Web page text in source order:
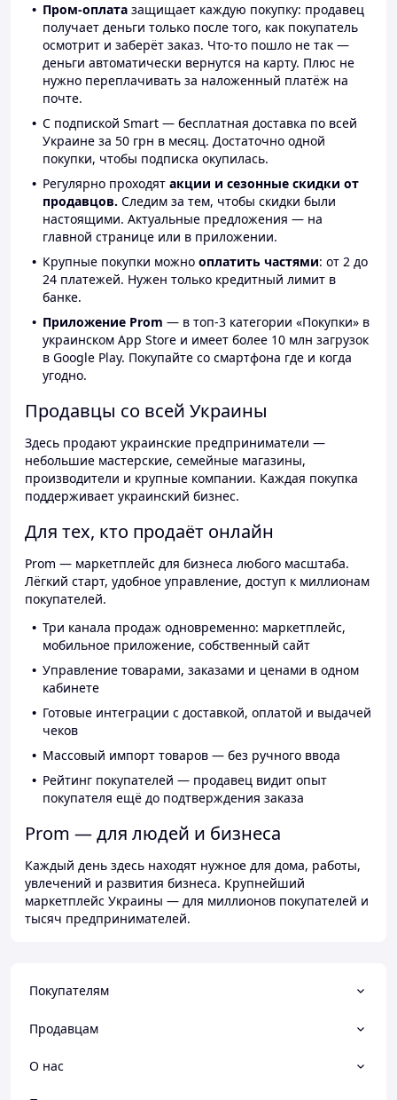
Пром-оплата защищает каждую покупку: продавец
получает деньги только после того, как покупатель
осмотрит и заберёт заказ. Что-то пошло не так —
деньги автоматически вернутся на карту. Плюс не
нужно переплачивать за наложенный платёж на
почте.
С подпиской Smart — бесплатная доставка по всей
Украине за 50 грн в месяц. Достаточно одной
покупки, чтобы подписка окупилась.
Регулярно проходят акции и сезонные скидки от
продавцов. Следим за тем, чтобы скидки были
настоящими. Актуальные предложения — на
главной странице или в приложении.
Крупные покупки можно оплатить частями: от 2 до
24 платежей. Нужен только кредитный лимит в
банке.
Приложение Prom — в топ-3 категории «Покупки» в
украинском App Store и имеет более 10 млн загрузок
в Google Play. Покупайте со смартфона где и когда
угодно.
Продавцы со всей Украины
Здесь продают украинские предприниматели —
небольшие мастерские, семейные магазины,
производители и крупные компании. Каждая покупка
поддерживает украинский бизнес.
Для тех, кто продаёт онлайн
Prom — маркетплейс для бизнеса любого масштаба.
Лёгкий старт, удобное управление, доступ к миллионам
покупателей.
Три канала продаж одновременно: маркетплейс,
мобильное приложение, собственный сайт
Управление товарами, заказами и ценами в одном
кабинете
Готовые интеграции с доставкой, оплатой и выдачей
чеков
Массовый импорт товаров — без ручного ввода
Рейтинг покупателей — продавец видит опыт
покупателя ещё до подтверждения заказа
Prom — для людей и бизнеса
Каждый день здесь находят нужное для дома, работы,
увлечений и развития бизнеса. Крупнейший
маркетплейс Украины — для миллионов покупателей и
тысяч предпринимателей.
Покупателям
Продавцам
О нас